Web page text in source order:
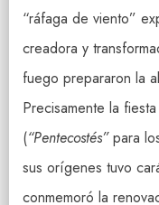
“ráfaga de viento”
creadora y
fuego prepararon la
Precisamente la
(“Pentecostés”para
sus orígenes tuvo
conmemoró la